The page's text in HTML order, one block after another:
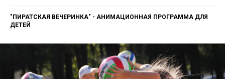
"ПИРАТСКАЯ ВЕЧЕРИНКА" - АНИМАЦИОННАЯ ПРОГРАММА ДЛЯ
ДЕТЕЙ